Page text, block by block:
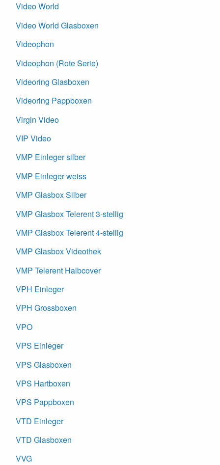
Video World
Video World Glasboxen
Videophon
Videophon (Rote Serie)
Videoring Glasboxen
Videoring Pappboxen
Virgin Video
VIP Video
VMP Einleger silber
VMP Einleger weiss
VMP Glasbox Silber
VMP Glasbox Telerent 3-stellig
VMP Glasbox Telerent 4-stellig
VMP Glasbox Videothek
VMP Telerent Halbcover
VPH Einleger
VPH Grossboxen
VPO
VPS Einleger
VPS Glasboxen
VPS Hartboxen
VPS Pappboxen
VTD Einleger
VTD Glasboxen
VVG